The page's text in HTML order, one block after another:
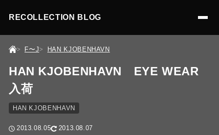
RECOLLECTION BLOG
F〜J HAN KJOBENHAVN
HAN KJOBENHAVN EYE WEAR
入荷
HAN KJOBENHAVN
2013.08.05 2013.08.07